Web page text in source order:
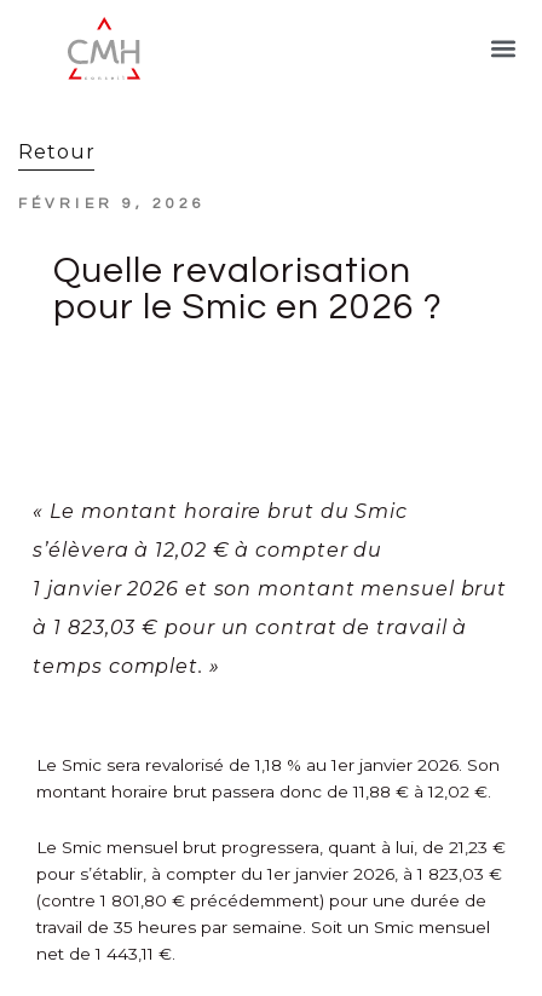
Retour
FÉVRIER 9, 2026
Quelle revalorisation
pour le Smic en 2026 ?
« Le montant horaire brut du Smic
s’élèvera à 12,02 € à compter du
1 janvier 2026 et son montant mensuel brut
à 1 823,03 € pour un contrat de travail à
temps complet. »
Le Smic sera revalorisé de 1,18 % au 1er janvier 2026. Son
montant horaire brut passera donc de 11,88 € à 12,02 €.
Le Smic mensuel brut progressera, quant à lui, de 21,23 €
pour s’établir, à compter du 1er janvier 2026, à 1 823,03 €
(contre 1 801,80 € précédemment) pour une durée de
travail de 35 heures par semaine. Soit un Smic mensuel
net de 1 443,11 €.